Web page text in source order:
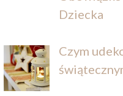
Dziecka
Czym